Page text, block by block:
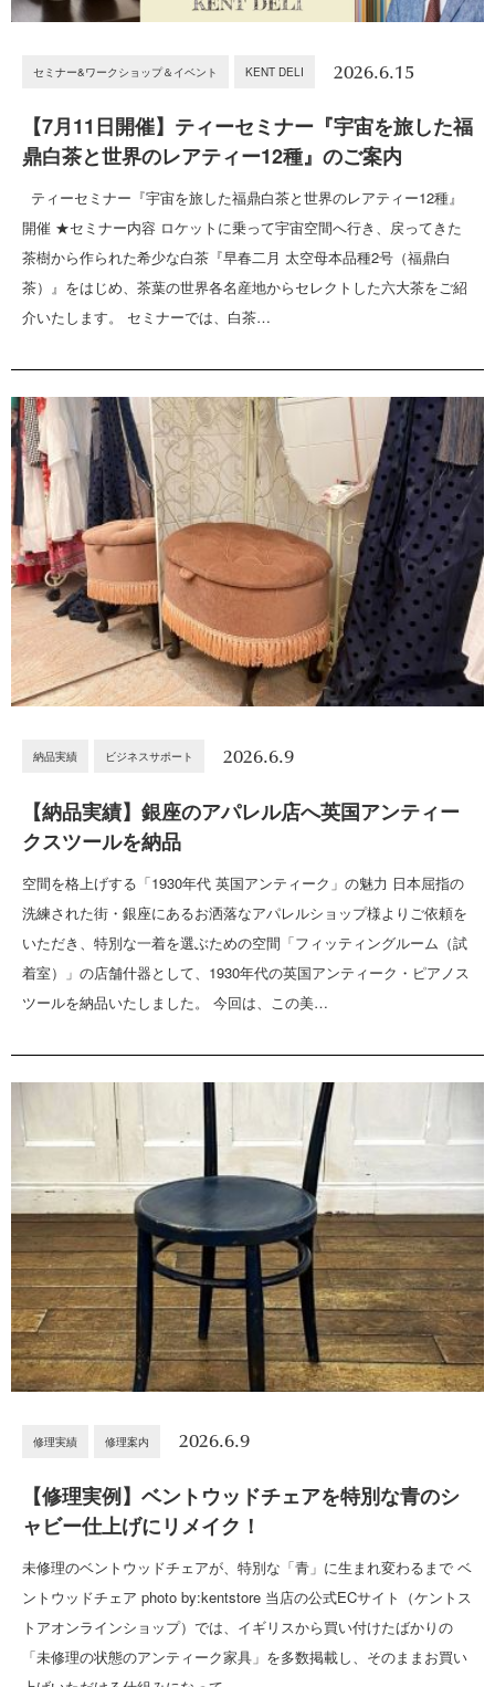
セミナー&ワークショップ＆イベント KENT DELI 2026.6.15
【7月11日開催】ティーセミナー『宇宙を旅した福
鼎白茶と世界のレアティー12種』のご案内
ティーセミナー『宇宙を旅した福鼎白茶と世界のレアティー12種』
開催 ★セミナー内容 ロケットに乗って宇宙空間へ行き、戻ってきた
茶樹から作られた希少な白茶『早春二月 太空母本品種2号（福鼎白
茶）』をはじめ、茶葉の世界各名産地からセレクトした六大茶をご紹
介いたします。 セミナーでは、白茶…
納品実績 ビジネスサポート 2026.6.9
【納品実績】銀座のアパレル店へ英国アンティー
クスツールを納品
空間を格上げする「1930年代 英国アンティーク」の魅力 日本屈指の
洗練された街・銀座にあるお洒落なアパレルショップ様よりご依頼を
いただき、特別な一着を選ぶための空間「フィッティングルーム（試
着室）」の店舗什器として、1930年代の英国アンティーク・ピアノス
ツールを納品いたしました。 今回は、この美…
修理実績 修理案内 2026.6.9
【修理実例】ベントウッドチェアを特別な青のシ
ャビー仕上げにリメイク！
未修理のベントウッドチェアが、特別な「青」に生まれ変わるまで ベ
ントウッドチェア photo by:kentstore 当店の公式ECサイト（ケントス
トアオンラインショップ）では、イギリスから買い付けたばかりの
「未修理の状態のアンティーク家具」を多数掲載し、そのままお買い